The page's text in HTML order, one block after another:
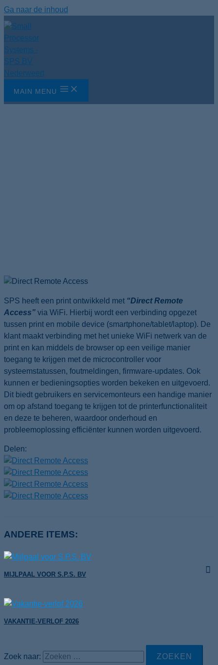
Ga naar de inhoud
MAIN MENU
SPS heeft een print ontwikkeld met “Direct Remote
Access” via WiFi. Hierbij wordt een verbinding opgezet
tussen print en mobile device (smartphone/tablet/laptop). De
klant maakt verbinding met het unieke WiFi netwerk van de
print en kan middels de browser op een veilige manier
toegang te krijgen met de microcontroller voor
systeemstatussen, foutmeldingen, firmware-updates. Ook
kunnen er bedieningsopties worden bekeken en uitgevoerd.
Dit biedt gebruikers en servicemonteurs een handige manier
om op afstand toegang te krijgen tot de printerfunctionaliteit
en deze te beheren, waardoor onderhoud en
probleemoplossing efficiënter kunnen worden uitgevoerd.
Delen:
ANDERE ITEMS:
MIJLPAAL VOOR S.P.S. BV
VAKANTIE-VERLOF 2026
Zoek naar: